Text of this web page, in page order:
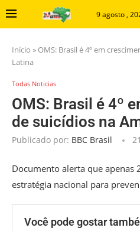
9 agosto ,
Início » OMS: Brasil é 4º em
Latina
Todas Noticias
OMS: Brasil é 4º
de suicídios na
Publicado por: BBC Brasil
Documento alerta que apenas
estratégia nacional para
Você pode gostar